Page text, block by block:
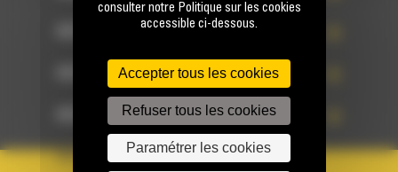
ACCÈS RAPIDE
ACCÈS RAPIDE
ACCÈS RAPIDE
PAYS
consulter notre Politique sur les cookies
accessible ci-dessous.
Accepter tous les cookies
Refuser tous les cookies
Paramétrer les cookies